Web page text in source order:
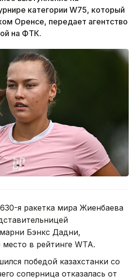
категории W75, который
Оренсе, передает агентство
на ФТК.
я ракетка мира Жиенбаева
Бэнкс Дадни,
в рейтинге WTA.
победой казахстанки со
соперница отказалась от